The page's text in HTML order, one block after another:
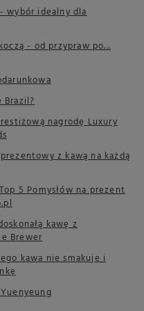
wybór idealny dla
- od przypraw po...
Brazil?
nagrodę Luxury
z kawą na każdą
5 Pomysłów na prezent
kawę z
Brewer
kawa nie smakuje i